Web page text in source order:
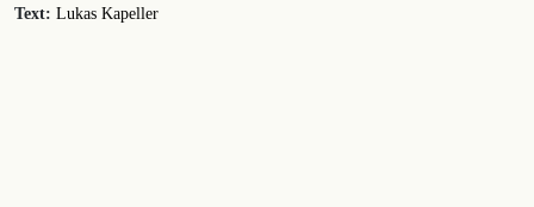
Text: Lukas Kapeller